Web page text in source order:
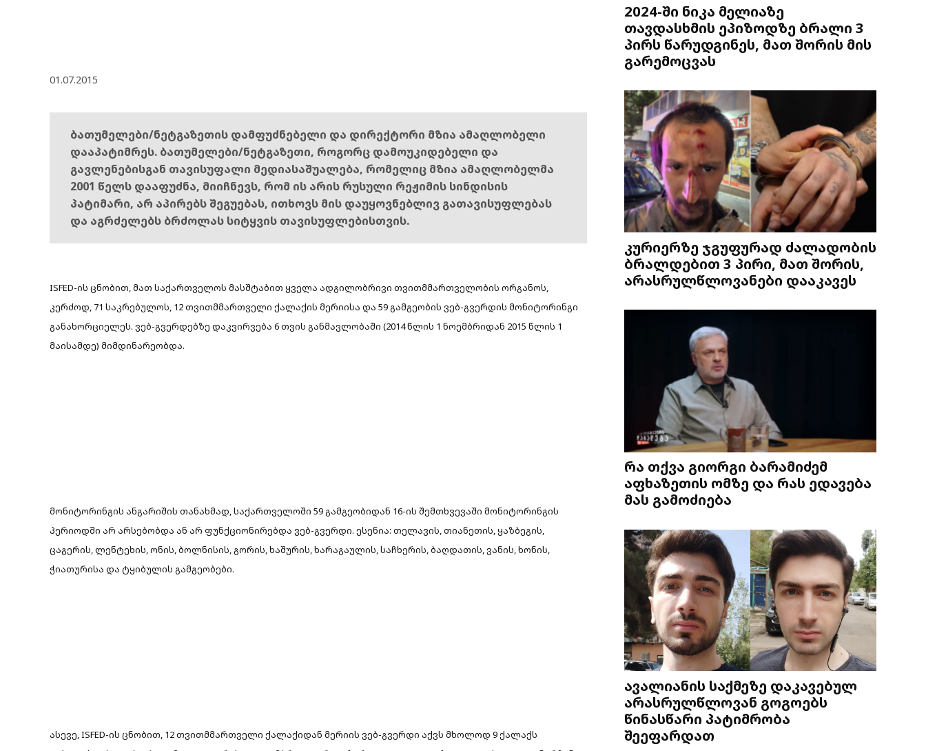
01.07.2015
ბათუმელები/ნეტგაზეთის დამფუძნებელი და დირექტორი მზია ამაღლობელი
დააპატიმრეს. ბათუმელები/ნეტგაზეთი, როგორც დამოუკიდებელი და
გავლენებისგან თავისუფალი მედიასაშუალება, რომელიც მზია ამაღლობელმა
2001 წელს დააფუძნა, მიიჩნევს, რომ ის არის რუსული რეჟიმის სინდისის
პატიმარი, არ აპირებს შეგუებას, ითხოვს მის დაუყოვნებლივ გათავისუფლებას
და აგრძელებს ბრძოლას სიტყვის თავისუფლებისთვის.
ISFED-ის ცნობით, მათ საქართველოს მასშტაბით ყველა ადგილობრივი თვითმმართველობის ორგანოს,
კერძოდ, 71 საკრებულოს, 12 თვითმმართველი ქალაქის მერიისა და 59 გამგეობის ვებ-გვერდის მონიტორინგი
განახორციელეს. ვებ-გვერდებზე დაკვირვება 6 თვის განმავლობაში (2014 წლის 1 ნოემბრიდან 2015 წლის 1
მაისამდე) მიმდინარეობდა.
მონიტორინგის ანგარიშის თანახმად, საქართველოში 59 გამგეობიდან 16-ის შემთხვევაში მონიტორინგის
პერიოდში არ არსებობდა ან არ ფუნქციონირებდა ვებ-გვერდი. ესენია: თელავის, თიანეთის, ყაზბეგის,
ცაგერის, ლენტეხის, ონის, ბოლნისის, გორის, ხაშურის, ხარაგაულის, საჩხერის, ბაღდათის, ვანის, ხონის,
ჭიათურისა და ტყიბულის გამგეობები.
ასევე, ISFED-ის ცნობით, 12 თვითმმართველი ქალაქიდან მერიის ვებ-გვერდი აქვს მხოლოდ 9 ქალაქს
2024-ში ნიკა მელიაზე
თავდასხმის ეპიზოდზე ბრალი 3
პირს წარუდგინეს, მათ შორის მის
გარემოცვას
კურიერზე ჯგუფურად ძალადობის
ბრალდებით 3 პირი, მათ შორის,
არასრულწლოვანები დააკავეს
რა თქვა გიორგი ბარამიძემ
აფხაზეთის ომზე და რას ედავება
მას გამოძიება
ავალიანის საქმეზე დაკავებულ
არასრულწლოვან გოგოებს
წინასწარი პატიმრობა
შეეფარდათ